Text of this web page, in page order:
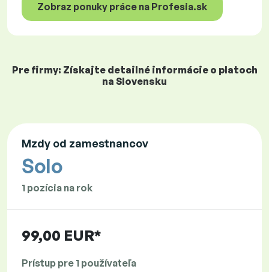
Zobraz ponuky práce na Profesia.sk
Pre firmy: Získajte detailné informácie o platoch
na Slovensku
Mzdy od zamestnancov
Solo
1 pozícia na rok
99,00 EUR*
Prístup pre 1 používateľa